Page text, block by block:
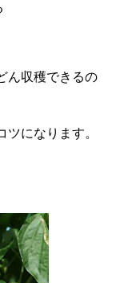
ん収穫できるの
になります。